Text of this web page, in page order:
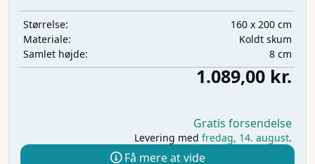
Størrelse:
160 x 200 cm
Materiale:
Koldt skum
Samlet højde:
8 cm
1.089,00 kr.
Gratis forsendelse
Levering med fredag, 14. august.
Få mere at vide